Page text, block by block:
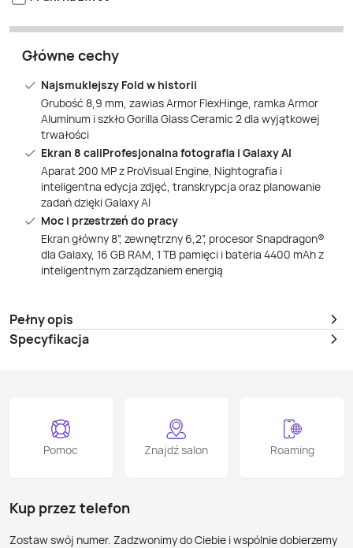
Główne cechy
Najsmuklejszy Fold w historii
Grubość 8,9 mm, zawias Armor FlexHinge, ramka Armor
Aluminum i szkło Gorilla Glass Ceramic 2 dla wyjątkowej
trwałości
Ekran 8 caliProfesjonalna fotografia i Galaxy AI
Aparat 200 MP z ProVisual Engine, Nightografia i
inteligentna edycja zdjęć, transkrypcja oraz planowanie
zadań dzięki Galaxy AI
Moc i przestrzeń do pracy
Ekran główny 8”, zewnętrzny 6,2”, procesor Snapdragon®
dla Galaxy, 16 GB RAM, 1 TB pamięci i bateria 4400 mAh z
inteligentnym zarządzaniem energią
Pełny opis
Specyfikacja
Pomoc Znajdź salon Roaming
Kup przez telefon
Zostaw swój numer. Zadzwonimy do Ciebie i wspólnie dobierzemy